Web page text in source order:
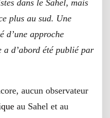
dans le Sahel, mais
plus au sud. Une
d’une approche
d’abord été publié par
aucun observateur
au Sahel et au